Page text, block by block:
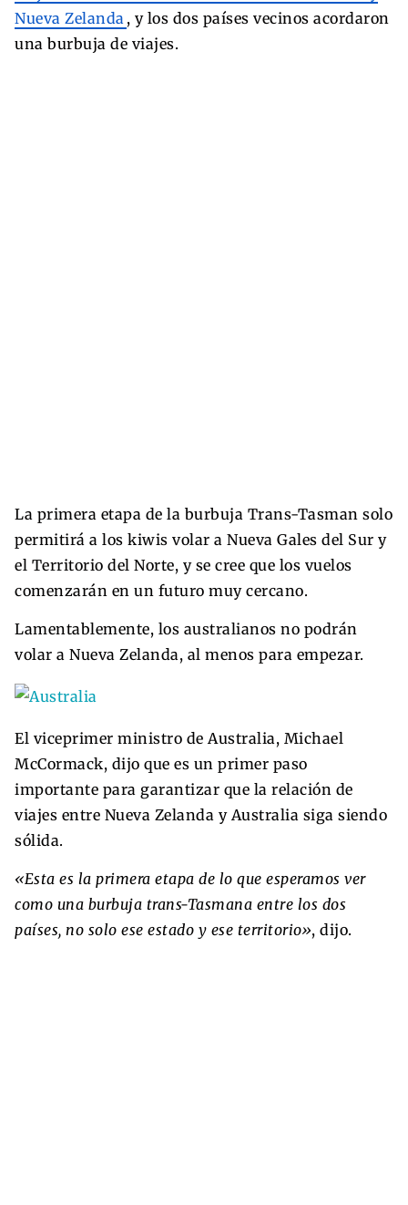
Nueva Zelanda , y los dos países vecinos acordaron
una burbuja de viajes.
La primera etapa de la burbuja Trans-Tasman solo
permitirá a los kiwis volar a Nueva Gales del Sur y
el Territorio del Norte, y se cree que los vuelos
comenzarán en un futuro muy cercano.
Lamentablemente, los australianos no podrán
volar a Nueva Zelanda, al menos para empezar.
El viceprimer ministro de Australia, Michael
McCormack, dijo que es un primer paso
importante para garantizar que la relación de
viajes entre Nueva Zelanda y Australia siga siendo
sólida.
«Esta es la primera etapa de lo que esperamos ver
como una burbuja trans-Tasmana entre los dos
países, no solo ese estado y ese territorio», dijo.